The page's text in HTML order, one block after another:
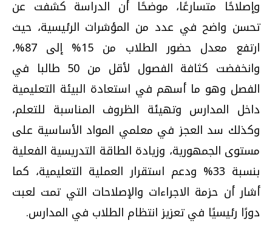
وإصلاحًا متسارعًا، موضحًا أن الدراسة كشفت عن
تحسن واضح في عدد من المؤشرات الرئيسية، حيث
ارتفع معدل حضور الطلاب من 15% إلى 87%،
وانخفضت كثافة الفصول لأقل من 50 طالبا في
الفصل وهو ما أسهم في استعادة البيئة التعليمية
داخل المدارس وتهيئة الظروف المناسبة للتعلم،
وكذلك سد العجز في معلمي المواد الأساسية على
مستوى الجمهورية، وزيادة الطاقة التدريسية الفعلية
بنسبة 33% ودعم استقرار العملية التعليمية، كما
أشار أن حزمة الاجراءات والإصلاحات التي تمت لعبت
دورًا رئيسيًا في تعزيز انتظام الطلاب في المدارس.